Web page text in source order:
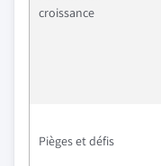
croissance
Pièges et défis